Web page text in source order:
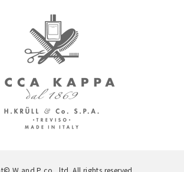
W and P co., ltd. All rights reserved.